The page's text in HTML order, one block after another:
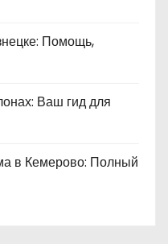
Помощь,
Ваш гид для
в Кемерово: Полный